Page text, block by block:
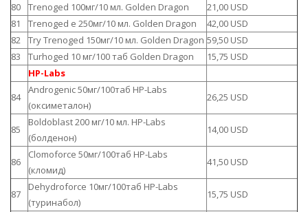
80
Trenoged 100мг/10 мл. Golden Dragon
21,00 USD
81
Trenoged e 250мг/10 мл. Golden Dragon
42,00 USD
82
Try Trenoged 150мг/10 мл. Golden Dragon 59,50 USD
83
Turhoged 10 мг/100 таб Golden Dragon
15,75 USD
HP-Labs
84
Androgenic 50мг/100таб HP-Labs
(оксиметалон)
26,25 USD
85
Boldoblast 200 мг/10 мл. HP-Labs
(болденон)
14,00 USD
86
Clomoforce 50мг/100таб HP-Labs
(кломид)
41,50 USD
87
Dehydroforce 10мг/100таб HP-Labs
(туринабол)
15,75 USD